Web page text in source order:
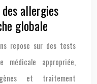
allergies
globale
repose sur des tests
médicale appropriée,
et traitement